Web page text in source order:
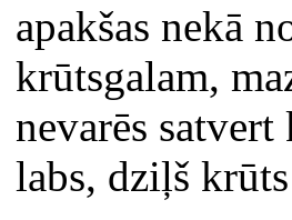
apakšas nekā
krūtsgalam,
nevarēs
labs, dziļš